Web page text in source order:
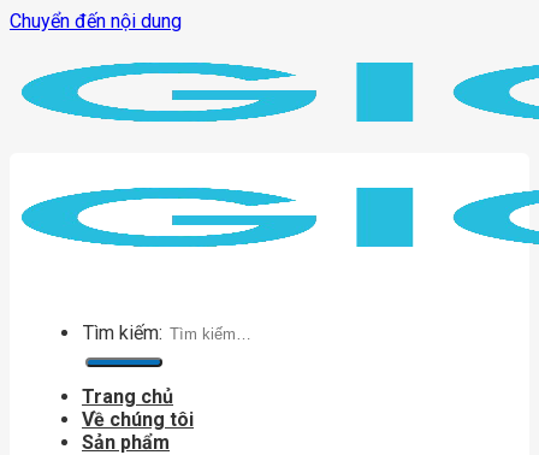
Chuyển đến nội dung
Tìm kiếm:
Trang chủ
Về chúng tôi
Sản phẩm